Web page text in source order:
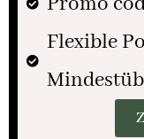
Flexible